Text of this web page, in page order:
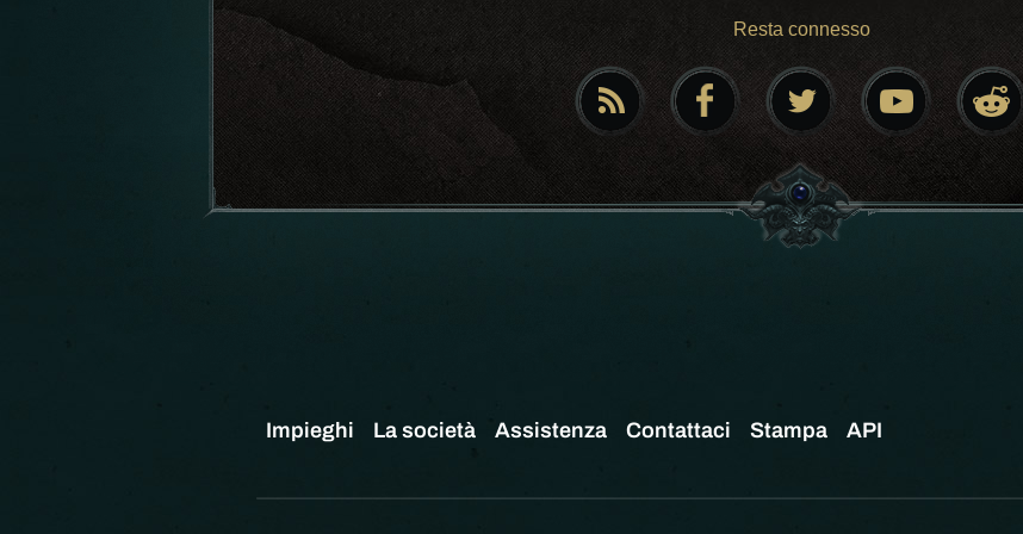
Resta connesso